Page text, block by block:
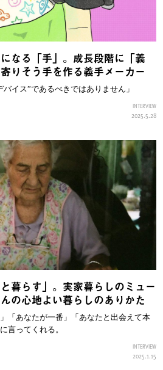
なる「手」。成長段階に「義
りそう手を作る義手メーカー
バイス”であるべきではありません」
INTERVIEW
2025.5.28
暮らす」。実家暮らしのミュー
の心地よい暮らしのありかた
「あなたが一番」「あなたと出会えて本
言ってくれる。
INTERVIEW
2025.1.15